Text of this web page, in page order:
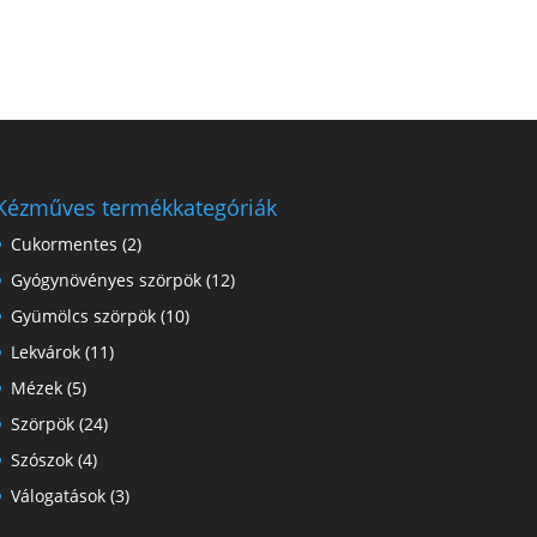
termékkategóriák
Cukormentes (2)
Gyógynövényes szörpök (12)
Gyümölcs szörpök (10)
Lekvárok (11)
Mézek (5)
Szörpök (24)
Szószok (4)
Válogatások (3)